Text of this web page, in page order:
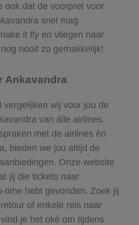
ook dat de voorpret voor
snel mag
it fly en vliegen naar
nooit zo gemakkelijk!
Ankavandra
vergelijken wij voor jou de
van álle airlines.
met de airlines én
bieden we jou altijd de
Onze website
jij die tickets naar
time hebt gevonden. Zoek jij
of enkele reis naar
je het oké om tijdens